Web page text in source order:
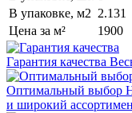
В упаковке, м2 2.131
Цена за м²
1900
Гарантия качества
Оптимальный выбор
и широкий